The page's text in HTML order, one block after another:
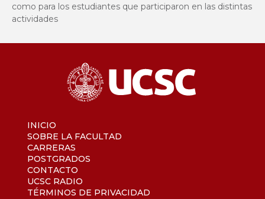
como para los estudiantes que participaron en las distintas
actividades
INICIO
SOBRE LA FACULTAD
CARRERAS
POSTGRADOS
CONTACTO
UCSC RADIO
TÉRMINOS DE PRIVACIDAD